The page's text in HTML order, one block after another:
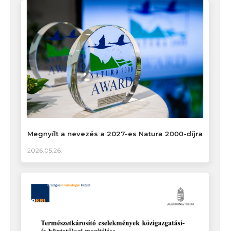
Megnyílt a nevezés a 2027-es Natura 2000-díjra
2026.05.26.